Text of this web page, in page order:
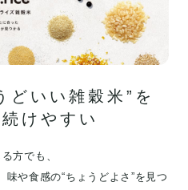
どいい雑穀米”を
けやすい
方でも、
や食感の“ちょうどよさ”を見つ